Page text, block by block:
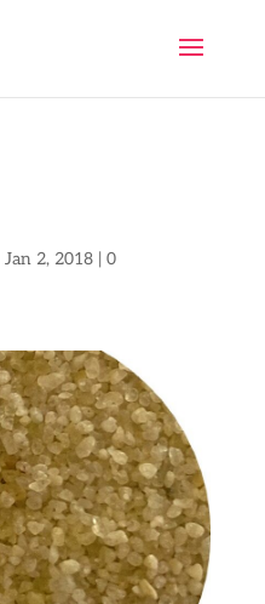
Jan 2, 2018| 0